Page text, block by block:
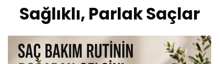
Sağlıklı, Parlak Saçlar